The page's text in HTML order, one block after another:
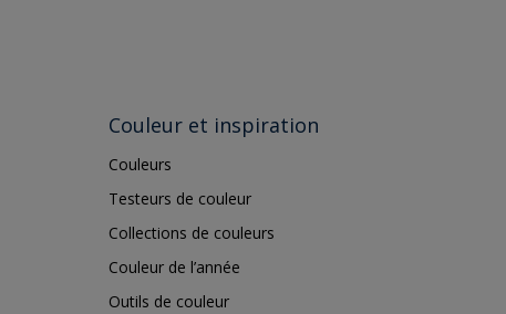
Couleur et inspiration
Couleurs
Testeurs de couleur
Collections de couleurs
Couleur de l’année
Outils de couleur